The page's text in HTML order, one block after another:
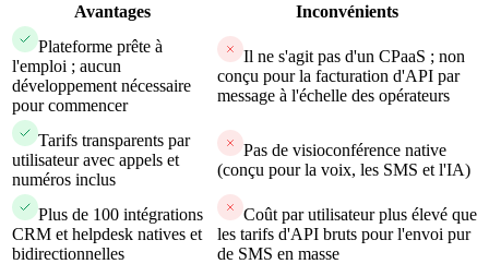
Avantages
Inconvénients
Plateforme prête à
l'emploi ; aucun
développement nécessaire
pour commencer
Il ne s'agit pas d'un CPaaS ; non
conçu pour la facturation d'API par
message à l'échelle des opérateurs
Tarifs transparents par
utilisateur avec appels et
numéros inclus
Pas de visioconférence native
(conçu pour la voix, les SMS et l'IA)
Plus de 100 intégrations
CRM et helpdesk natives et
bidirectionnelles
Coût par utilisateur plus élevé que
les tarifs d'API bruts pour l'envoi pur
de SMS en masse